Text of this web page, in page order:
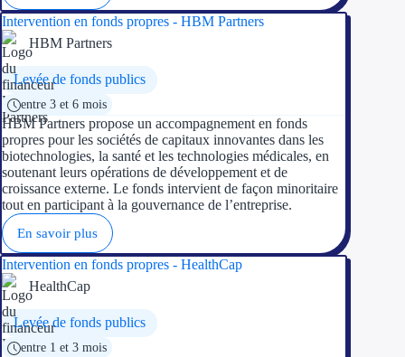
Intervention en fonds propres - HBM Partners
HBM Partners
Levée de fonds publics
entre 3 et 6 mois
HBM Partners propose un accompagnement en fonds
propres pour les sociétés de capitaux innovantes dans les
biotechnologies, la santé et les technologies médicales, en
soutenant leurs opérations de développement et de
croissance externe. Le fonds intervient de façon minoritaire
tout en participant à la gouvernance de l’entreprise.
En savoir plus
Intervention en fonds propres - HealthCap
HealthCap
Levée de fonds publics
entre 1 et 3 mois